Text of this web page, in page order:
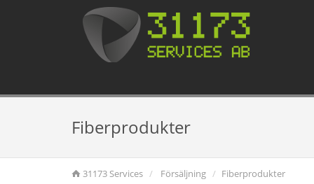
Fiberprodukter
31173 Services Försäljning Fiberprodukter